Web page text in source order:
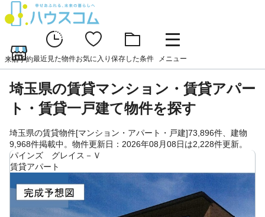
来店予約最近見た物件お気に入り 保存した条件 メニュー
埼玉県の賃貸マンション・賃貸アパー
ト・賃貸一戸建て物件を探す
埼玉県の賃貸物件[マンション・アパート・戸建]73,896件、建物
9,968件掲載中。物件更新日：2026年08月08日は2,228件更新。
パインズ グレイス－Ｖ
賃貸アパート